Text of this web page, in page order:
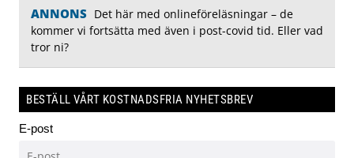
ANNONS Det här med onlineföreläsningar – de
kommer vi fortsätta med även i post-covid tid. Eller vad
tror ni?
BESTÄLL VÅRT KOSTNADSFRIA NYHETSBREV
E-post